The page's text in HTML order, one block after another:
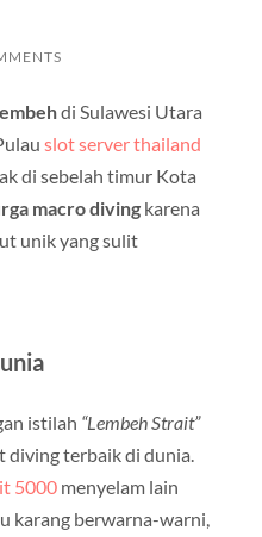
di Sulawesi Utara
slot server thailand
di sebelah timur Kota
macro divingkarena
unik yang sulit
istilah “Lembeh Strait”
diving terbaik di dunia.
5000menyelam lain
karang berwarna-warni,